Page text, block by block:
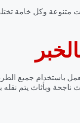
متنوعة وكل خامة
باستخدام جميع
وبأثاث يتم نقله